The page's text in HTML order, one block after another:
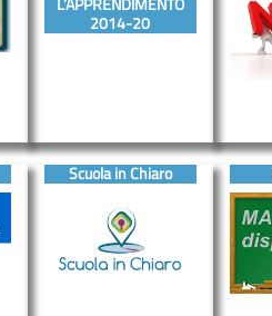
2014-20
Scuola in Chiaro